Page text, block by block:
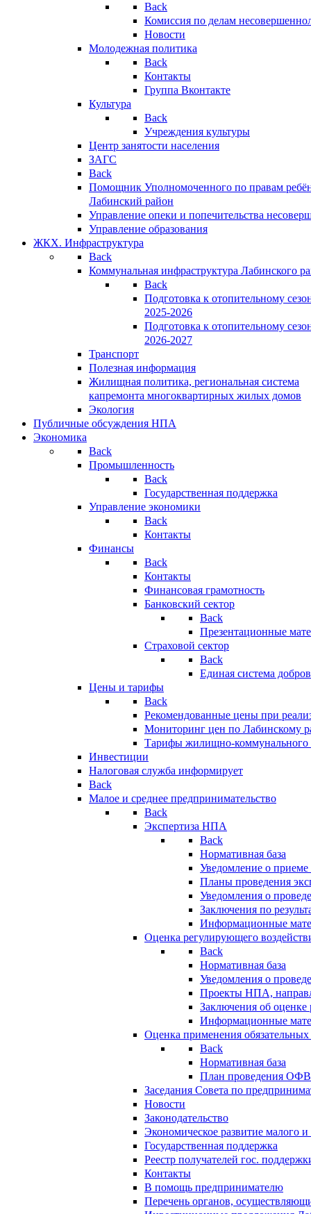
Back
Комиссия по делам
Новости
Молодежная политика
Back
Контакты
Группа Вконтакте
Культура
Back
Учреждения культуры
Центр занятости населения
ЗАГС
Back
Помощник Уполномоченного по правам
Лабинский район
Управление опеки и попечительства
Управление образования
ЖКХ. Инфраструктура
Back
Коммунальная инфраструктура Лабинского
Back
Подготовка к отопительному
2025-2026
Подготовка к отопительному
2026-2027
Транспорт
Полезная информация
Жилищная политика, региональная система
капремонта многоквартирных жилых домов
Экология
Публичные обсуждения НПА
Экономика
Back
Промышленность
Back
Государственная поддержка
Управление экономики
Back
Контакты
Финансы
Back
Контакты
Финансовая грамотность
Банковский сектор
Back
Презентационные
Страховой сектор
Back
Единая система
Цены и тарифы
Back
Рекомендованные цены при
Мониторинг цен по Лабинскому
Тарифы жилищно-коммунального
Инвестиции
Налоговая служба информирует
Back
Малое и среднее предпринимательство
Back
Экспертиза НПА
Back
Нормативная база
Уведомление о
Планы проведения
Уведомления о
Заключения по
Информационные
Оценка регулирующего
Back
Нормативная база
Уведомления о
Проекты НПА,
Заключения об
Информационные
Оценка применения
Back
Нормативная база
План проведения
Заседания Совета по
Новости
Законодательство
Экономическое развитие малого и
Государственная поддержка
Реестр получателей гос.
Контакты
В помощь предпринимателю
Перечень органов,